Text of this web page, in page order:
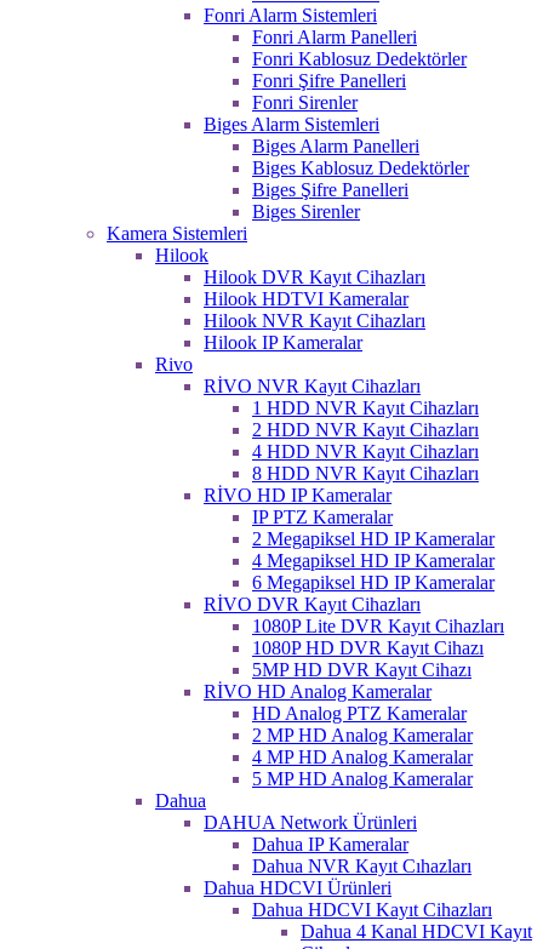
Fonri Alarm Sistemleri
Fonri Alarm Panelleri
Fonri Kablosuz Dedektörler
Fonri Şifre Panelleri
Fonri Sirenler
Biges Alarm Sistemleri
Biges Alarm Panelleri
Biges Kablosuz Dedektörler
Biges Şifre Panelleri
Biges Sirenler
Kamera Sistemleri
Hilook
Hilook DVR Kayıt Cihazları
Hilook HDTVI Kameralar
Hilook NVR Kayıt Cihazları
Hilook IP Kameralar
Rivo
RİVO NVR Kayıt Cihazları
1 HDD NVR Kayıt Cihazları
2 HDD NVR Kayıt Cihazları
4 HDD NVR Kayıt Cihazları
8 HDD NVR Kayıt Cihazları
RİVO HD IP Kameralar
IP PTZ Kameralar
2 Megapiksel HD IP Kameralar
4 Megapiksel HD IP Kameralar
6 Megapiksel HD IP Kameralar
RİVO DVR Kayıt Cihazları
1080P Lite DVR Kayıt Cihazları
1080P HD DVR Kayıt Cihazı
5MP HD DVR Kayıt Cihazı
RİVO HD Analog Kameralar
HD Analog PTZ Kameralar
2 MP HD Analog Kameralar
4 MP HD Analog Kameralar
5 MP HD Analog Kameralar
Dahua
DAHUA Network Ürünleri
Dahua IP Kameralar
Dahua NVR Kayıt Cıhazları
Dahua HDCVI Ürünleri
Dahua HDCVI Kayıt Cihazları
Dahua 4 Kanal HDCVI Kayıt